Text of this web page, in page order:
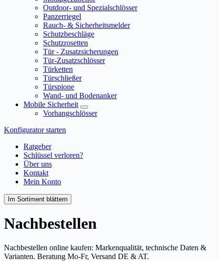
Outdoor- und Spezialschlösser
Panzerriegel
Rauch- & Sicherheitsmelder
Schutzbeschläge
Schutzrosetten
Tür - Zusatzsicherungen
Tür-Zusatzschlösser
Türketten
Türschließer
Türspione
Wand- und Bodenanker
Mobile Sicherheit
Vorhangschlösser
Konfigurator starten
Ratgeber
Schlüssel verloren?
Über uns
Kontakt
Mein Konto
Im Sortiment blättern
Nachbestellen
Nachbestellen online kaufen: Markenqualität, technische Daten &
Varianten. Beratung Mo-Fr, Versand DE & AT.